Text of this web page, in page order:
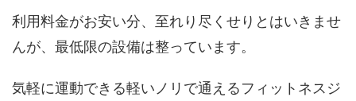
利用料金がお安い分、至れり尽くせりとはいきませ
んが、最低限の設備は整っています。
気軽に運動できる軽いノリで通えるフィットネスジ